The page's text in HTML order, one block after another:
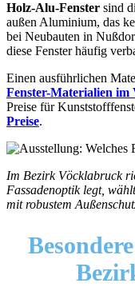
Holz-Alu-Fenster sind
außen Aluminium, das
bei Neubauten in
diese Fenster häufig
Einen ausführlichen
Fenster-Materialien im
Preise für
Preise.
Im Bezirk Vöcklabruck
Fassadenoptik legt,
mit robustem